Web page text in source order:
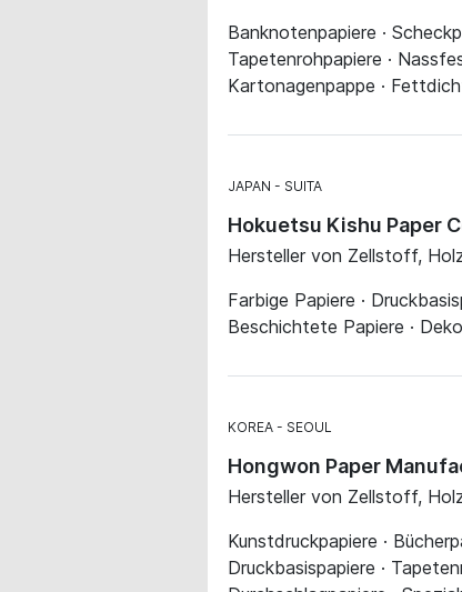
Banknotenpapiere ·
Tapetenrohpapiere ·
Kartonagenpappe ·
JAPAN SUITA
Hokuetsu Kishu Paper
Hersteller von Zellstoff,
Farbige Papiere ·
Beschichtete Papiere ·
KOREA SEOUL
Hongwon Paper
Hersteller von Zellstoff,
Kunstdruckpapiere ·
Druckbasispapiere ·